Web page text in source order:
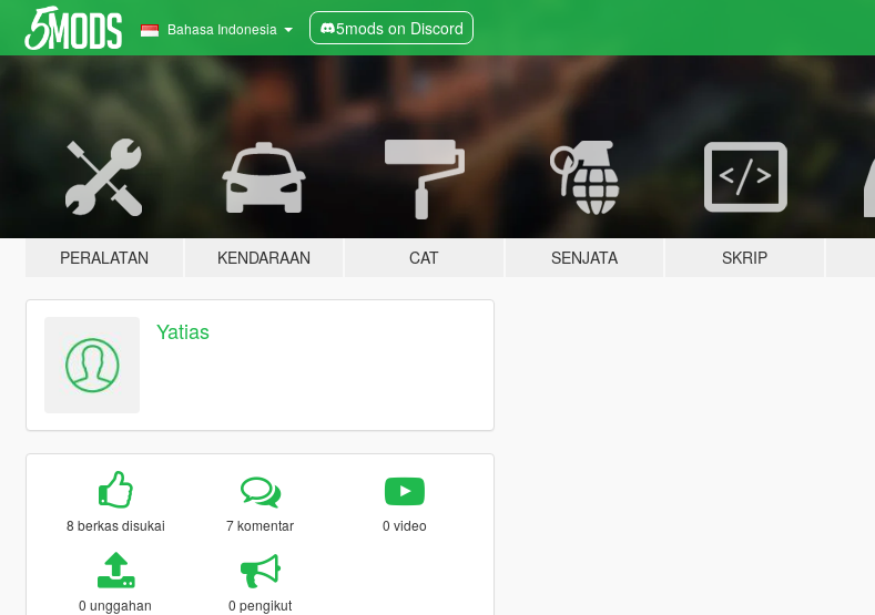
Bahasa Indonesia 5mods on Discord
PERALATAN KENDARAAN CAT SENJATA SKRIP
Yatias
8 berkas disukai 7 komentar 0 video
0 unggahan 0 pengikut